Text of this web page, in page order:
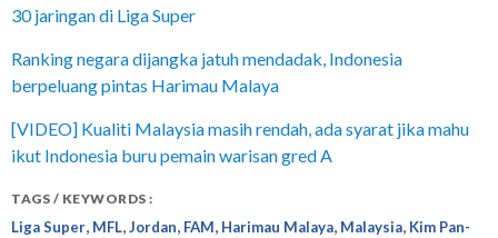
30 jaringan di Liga Super
Ranking negara dijangka jatuh mendadak, Indonesia
berpeluang pintas Harimau Malaya
[VIDEO] Kualiti Malaysia masih rendah, ada syarat jika mahu
ikut Indonesia buru pemain warisan gred A
TAGS / KEYWORDS :
Liga Super MFL Jordan FAM Harimau Malaya Malaysia Kim Pan-